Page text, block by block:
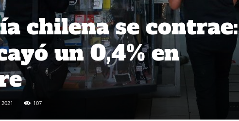
chilena se contrae:
un 0,4% en
107